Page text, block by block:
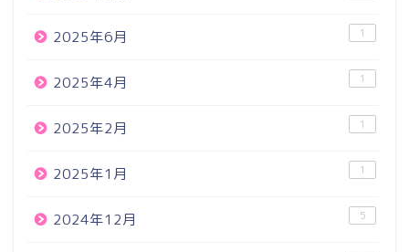
2025年6月 1
2025年4月 1
2025年2月 1
2025年1月 1
2024年12月 5